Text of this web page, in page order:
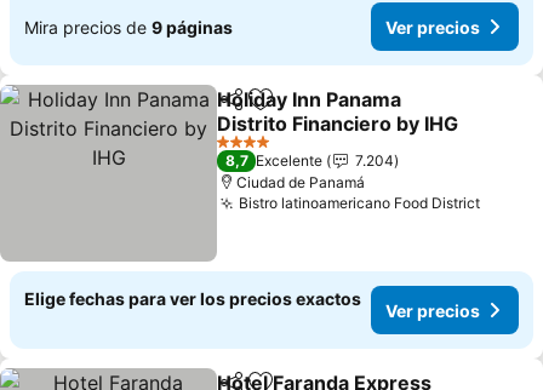
Mira precios de 9 páginas Ver precios
CompartirAgregar a favoritos
Holiday Inn Panama
Distrito Financiero by IHG
Ver precios
4 Estrellas
8,7 Excelente
7.204
Ciudad de Panamá
Bistro latinoamericano Food DistrictVer
Elige fechas para ver los precios exactos
Ver precios
Hotel Faranda Express